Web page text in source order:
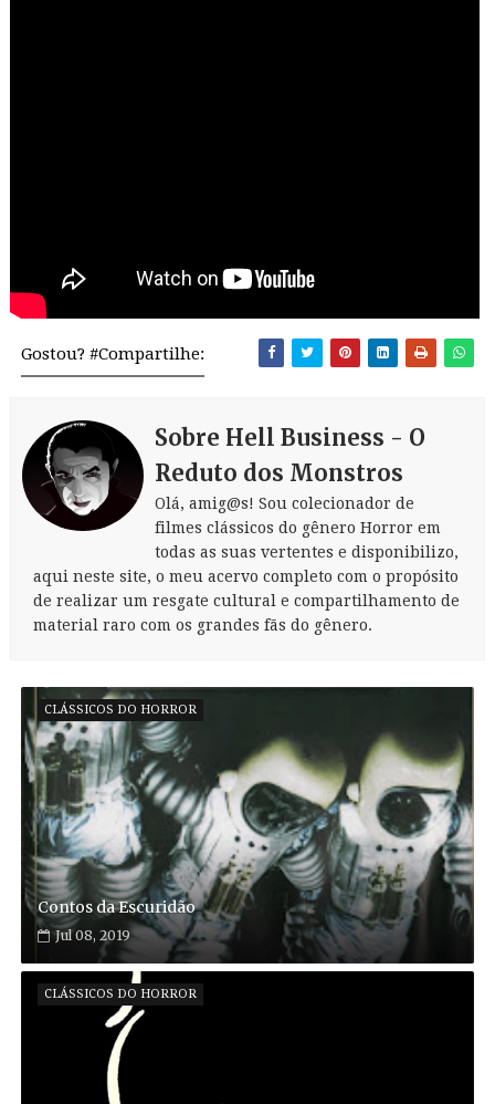
Gostou? #Compartilhe:
Sobre Hell Business - O
Reduto dos Monstros
Olá, amig@s! Sou colecionador de
filmes clássicos do gênero Horror em
todas as suas vertentes e disponibilizo,
aqui neste site, o meu acervo completo com o propósito
de realizar um resgate cultural e compartilhamento de
material raro com os grandes fãs do gênero.
CLÁSSICOS DO HORROR
Contos da Escuridão
Jul 08, 2019
CLÁSSICOS DO HORROR